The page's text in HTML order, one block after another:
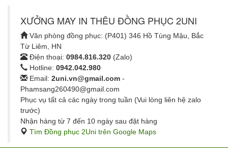
XƯỞNG MAY IN THÊU ĐỒNG PHỤC 2UNI
Văn phòng đồng phục: (P401) 346 Hồ Tùng Mậu, Bắc
Từ Liêm, HN
Điện thoại: 0984.816.320 (Zalo)
Hotline: 0942.042.980
Email: 2uni.vn@gmail.com -
Phamsang260490@gmail.com
Phục vụ tất cả các ngày trong tuần (Vui lòng liên hệ zalo
trước)
Nhận hàng từ 7 đến 10 ngày sau đặt hàng
Tìm Đồng phục 2Uni trên Google Maps